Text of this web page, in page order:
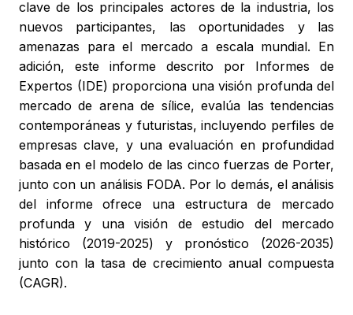
clave de los principales actores de la industria, los
nuevos participantes, las oportunidades y las
amenazas para el mercado a escala mundial. En
adición, este informe descrito por Informes de
Expertos (IDE) proporciona una visión profunda del
mercado de arena de sílice, evalúa las tendencias
contemporáneas y futuristas, incluyendo perfiles de
empresas clave, y una evaluación en profundidad
basada en el modelo de las cinco fuerzas de Porter,
junto con un análisis FODA. Por lo demás, el análisis
del informe ofrece una estructura de mercado
profunda y una visión de estudio del mercado
histórico (2019-2025) y pronóstico (2026-2035)
junto con la tasa de crecimiento anual compuesta
(CAGR).